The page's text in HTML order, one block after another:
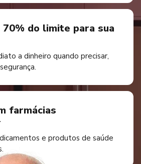
do limite para sua
a dinheiro quando precisar,
farmácias
e produtos de saúde